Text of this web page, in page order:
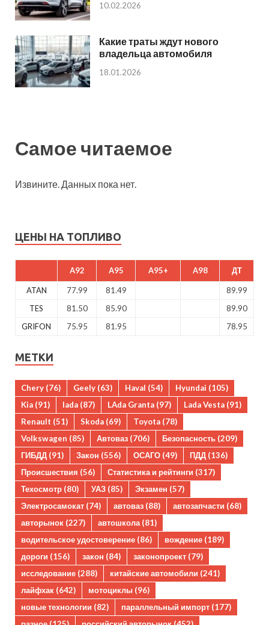
10.02.2026
Какие траты ждут нового
владельца автомобиля
18.01.2026
Самое читаемое
Извините. Данных пока нет.
ЦЕНЫ НА ТОПЛИВО
A92 A95 A95+ A98 ДТ
ATAN 77.99 81.49
89.99
TES
81.50 85.90
89.90
GRIFON
75.95 81.95 78.95
МЕТКИ
Chery (76) Geely (63) Haval (54) Hyundai (105)
Kia (91) lada (87) LAda Granta (97) Lada Vesta (91)
Renault (51) Skoda (69) Toyota (78)
Volkswagen (85) Автоваз (706) Безопасность (209)
ГИБДД (91) Закон (556) ОСАГО (49) ПДД (136)
Происшествия (56) Статистика и рейтинги (317)
Техосмотр (80) УАЗ (85) Экзамен (57)
Электросамокат (74) автоваз (88) автозапчасти (68)
авторынок (227) автошкола(81)
водительское удостоверение (86) вождение (189)
дороги (156) закон (84) законопроект (79)
исследование (288) китайские автомобили (241)
лайфхак (642) мотоциклы (96)
новые технологии (82) параллельный импорт (177)